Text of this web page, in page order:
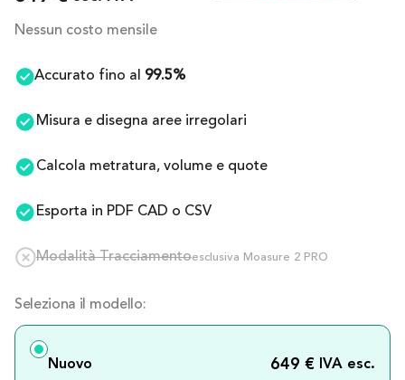
Nessun costo mensile
Accurato fino al 99.5%
Misura e disegna aree irregolari
Calcola metratura, volume e quote
Esporta in PDF CAD o CSV
Modalità Tracciamentoesclusiva Moasure 2 PRO
Seleziona il modello:
Nuovo 649 € IVA esc.